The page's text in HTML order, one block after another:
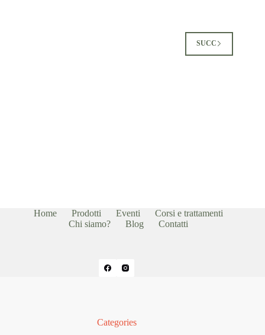
SUCC
Home Prodotti Eventi
Corsi e trattamenti
Chi siamo?
Blog Contatti
Categories